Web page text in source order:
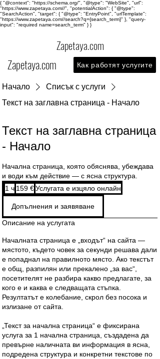
{ "@context": "https://schema.org/", "@type": "WebSite", "url":
"https://www.zapetaya.com//", "potentialAction": { "@type":
"SearchAction", "target": { "@type": "EntryPoint", "urlTemplate":
"https://www.zapetaya.com//search?q={search_term}" }, "query-
input": "required name=search_term" } }
Zapetaya.com
Zapetaya.com Как работят услугите
Начало
Списък с услуги
Текст на заглавна страница - Начало
Текст на заглавна страница
- Начало
Начална страница, която обяснява, убеждава
и води към действие — с ясна структура.
1 ч 1
159
евро
159 €Услугата е изцяло онлайн
Допълнения и заявяване
Описание на услугата
Началната страница е „входът“ на сайта —
мястото, където човек за секунди решава дали
е попаднал на правилното място. Ако текстът
е общ, разпилян или прекалено „за вас“,
посетителят не разбира какво предлагате, за
кого е и каква е следващата стъпка.
Резултатът е колебание, скрол без посока и
излизане от сайта.
„Текст за начална страница“ е фиксирана
услуга за 1 начална страница, създадена да
превърне наличната ви информация в ясна,
подредена структура и конкретни текстове по